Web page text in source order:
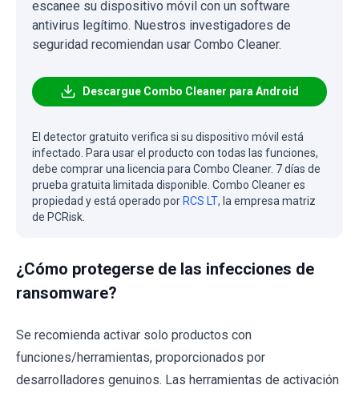
escanee su dispositivo móvil con un software
antivirus legítimo. Nuestros investigadores de
seguridad recomiendan usar Combo Cleaner.
Descargue Combo Cleaner para Android
El detector gratuito verifica si su dispositivo móvil está
infectado. Para usar el producto con todas las funciones,
debe comprar una licencia para Combo Cleaner. 7 días de
prueba gratuita limitada disponible. Combo Cleaner es
propiedad y está operado por RCS LT, la empresa matriz
de PCRisk.
¿Cómo protegerse de las infecciones de
ransomware?
Se recomienda activar solo productos con
funciones/herramientas, proporcionados por
desarrolladores genuinos. Las herramientas de activación